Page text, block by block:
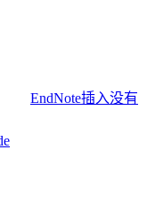
EndNote插入没有